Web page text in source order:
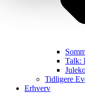
Talk:
Tidligere
Erhverv